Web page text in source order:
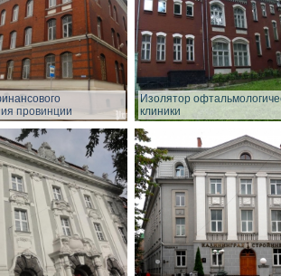
провинции
Изолятор
клиники